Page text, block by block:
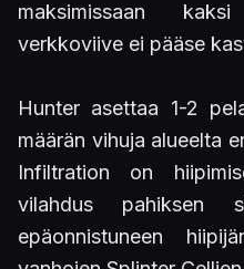
maksimissaan
verkkoviive ei pääse
Hunter asettaa 1-2
määrän vihuja alueelta
Infiltration on
vilahdus pahiksen
epäonnistuneen